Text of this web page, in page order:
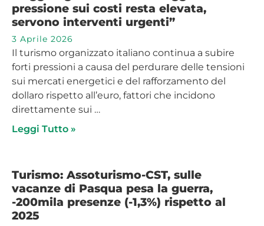
pressione sui costi resta elevata,
servono interventi urgenti”
3 Aprile 2026
Il turismo organizzato italiano continua a subire
forti pressioni a causa del perdurare delle tensioni
sui mercati energetici e del rafforzamento del
dollaro rispetto all’euro, fattori che incidono
direttamente sui …
Leggi Tutto »
Turismo: Assoturismo-CST, sulle
vacanze di Pasqua pesa la guerra,
-200mila presenze (-1,3%) rispetto al
2025